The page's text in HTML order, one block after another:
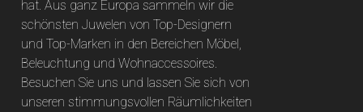
hat. Aus ganz Europa sammeln wir die
schönsten Juwelen von Top-Designern
und Top-Marken in den Bereichen Möbel,
Beleuchtung und Wohnaccessoires.
Besuchen Sie uns und lassen Sie sich von
unseren stimmungsvollen Räumlichkeiten